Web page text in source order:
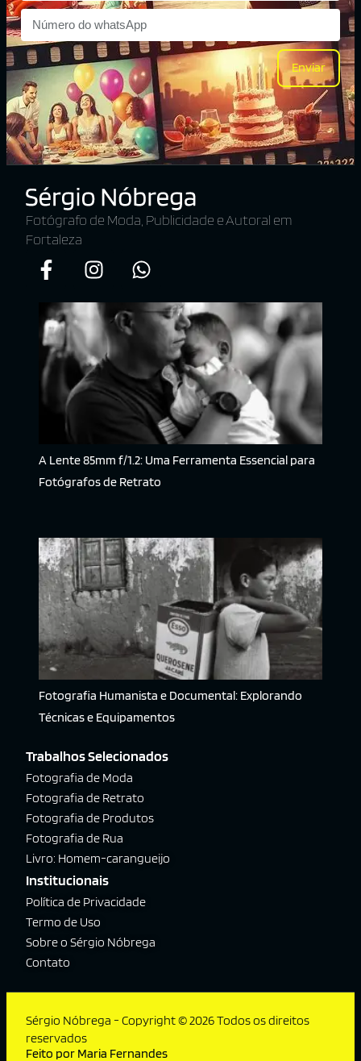
Enviar
Fotógrafo de Moda, Publicidade e Autoral em
Fortaleza
A Lente 85mm f/1.2: Uma Ferramenta Essencial para
Fotógrafos de Retrato
Fotografia Humanista e Documental: Explorando
Técnicas e Equipamentos
Trabalhos Selecionados
Fotografia de Moda
Fotografia de Retrato
Fotografia de Produtos
Fotografia de Rua
Livro: Homem-carangueijo
Institucionais
Política de Privacidade
Termo de Uso
Sobre o Sérgio Nóbrega
Contato
Sérgio Nóbrega - Copyright © 2026 Todos os direitos
reservados
Feito por Maria Fernandes